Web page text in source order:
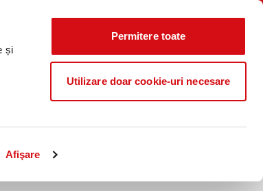
și
Afişare
Permitere toate
Utilizare doar cookie-uri necesare
ProB@nking Plus
clientilor business